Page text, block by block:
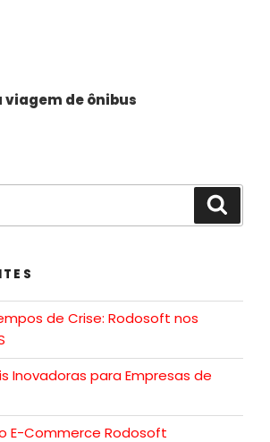
viagem de ônibus
de Crise: Rodosoft nos
Inovadoras para Empresas de
E-Commerce Rodosoft